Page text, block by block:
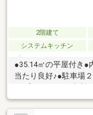
2階建て
システムキッチン
●35.14㎡の平屋付き●
当たり良好♪●駐車場